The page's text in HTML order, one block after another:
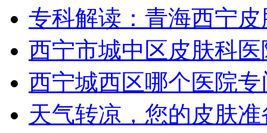
专科解读：青海西宁
西宁市城中区皮肤科
西宁城西区哪个医院
天气转凉，您的皮肤